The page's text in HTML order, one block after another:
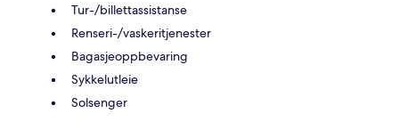
Tur-/billettassistanse
Renseri-/vaskeritjenester
Bagasjeoppbevaring
Sykkelutleie
Solsenger